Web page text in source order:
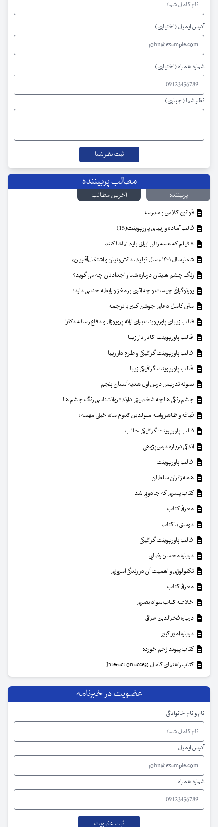
آدرس ایمیل (اختیاری)
شماره همراه (اختیاری)
نظر شما (اجباری)
مطالب پربیننده
پربیننده
آخرین مطالب
قوانین کلاس و مدرسه
قالب آماده و زیبای پاورپوینت(15)
شعار سال ۱۴۰۱ «سال تولید، دانش‌بنیان و اشتغال‌آفرین»
رنگ چشم هایتان درباره شما و اجدادتان چه می گوید؟
پورنوگرافی چیست و چه اثری بر مغز و رابطه جنسی دارد؟
متن کامل دعای جوشن کبیر با ترجمه
قالب زیبای پاورپوینت برای ارائه پروپوزال و دفاع رساله دکترا
قالب پاورپوینت کادر دار زیبا
قالب پاورپوینت گرافیکی و طرح دار زیبا
قالب پاورپوینت گرافیکی زیبا
نمونه تدریس درس اول هدیه آسمان پنجم
چشم رنگی ها چه شخصیتی دارند؟ روانشناسی رنگ چشم ها
قیافه و ظاهر واسه متولدین کدوم ماه، خیلی مهمه؟
قالب پاورپوینت گرافیکی جالب
اندکی درباره درس‌پژوهی
قالب پاورپوینت
همه زائران سلطان
کتاب پسری که جادویی شد
معرفی کتاب
دوستی با کتاب
قالب پاورپوینت گرافیکی
درباره محسن رضایی
تکنولوژی و اهمیت آن در زندگی امروزی
معرفی کتاب
خلاصه کتاب سواد بصری
درباره فخرالدین عراقی
درباره امیر کبیر
کتاب پیوند زخم خورده
کتاب راهنمای کامل Interaction access
عضویت در خبرنامه
نام و نام خانوادگی
آدرس ایمیل
شماره همراه